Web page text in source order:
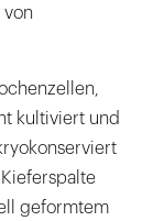
von
kultiviert und
geformtem